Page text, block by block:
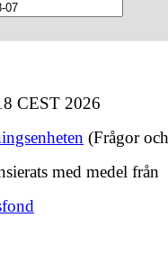
CEST 2026
(Frågor
med medel från